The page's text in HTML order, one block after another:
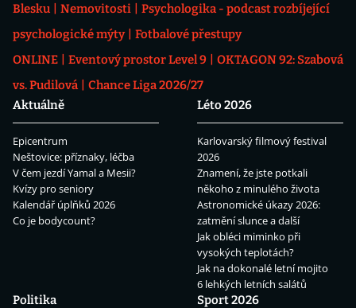
Blesku
Nemovitosti
Psychologika - podcast rozbíjející
psychologické mýty
Fotbalové přestupy
ONLINE
Eventový prostor Level 9
OKTAGON 92: Szabová
vs. Pudilová
Chance Liga 2026/27
Aktuálně
Epicentrum
Neštovice: příznaky, léčba
V čem jezdí Yamal a Mesii?
Kvízy pro seniory
Kalendář úplňků 2026
Co je bodycount?
Léto 2026
Karlovarský filmový festival
2026
Znamení, že jste potkali
někoho z minulého života
Astronomické úkazy 2026:
zatmění slunce a další
Jak obléci miminko při
vysokých teplotách?
Jak na dokonalé letní mojito
6 lehkých letních salátů
Politika
Sport 2026